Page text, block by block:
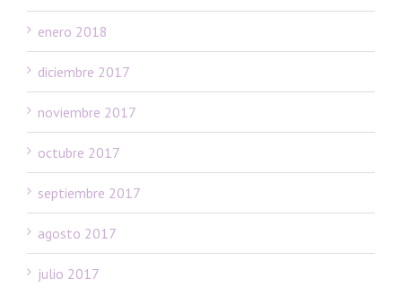
enero 2018
diciembre 2017
noviembre 2017
octubre 2017
septiembre 2017
agosto 2017
julio 2017